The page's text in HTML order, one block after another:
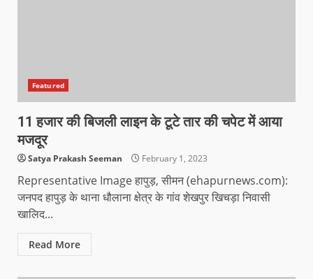
Featured
11 हजार की बिजली लाइन के टूटे तार की चपेट में आया
मजदूर
Satya Prakash Seeman February 1, 2023
Representative Image हापुड़, सीमन (ehapurnews.com):
जनपद हापुड़ के थाना धौलाना क्षेत्र के गांव शेखपुर खिचड़ा निवासी
खालिद...
Read More